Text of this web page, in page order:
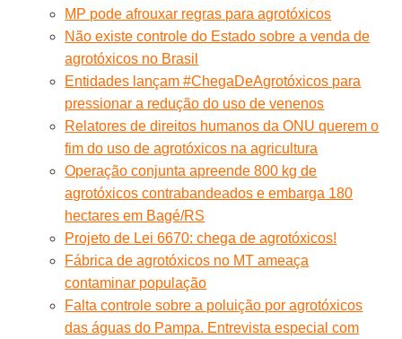
MP pode afrouxar regras para agrotóxicos
Não existe controle do Estado sobre a venda de
agrotóxicos no Brasil
Entidades lançam #ChegaDeAgrotóxicos para
pressionar a redução do uso de venenos
Relatores de direitos humanos da ONU querem o
fim do uso de agrotóxicos na agricultura
Operação conjunta apreende 800 kg de
agrotóxicos contrabandeados e embarga 180
hectares em Bagé/RS
Projeto de Lei 6670: chega de agrotóxicos!
Fábrica de agrotóxicos no MT ameaça
contaminar população
Falta controle sobre a poluição por agrotóxicos
das águas do Pampa. Entrevista especial com